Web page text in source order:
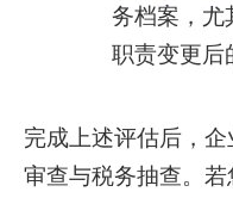
务档案，尤
职责变更后
完成上述评估后，
审查与税务抽查。